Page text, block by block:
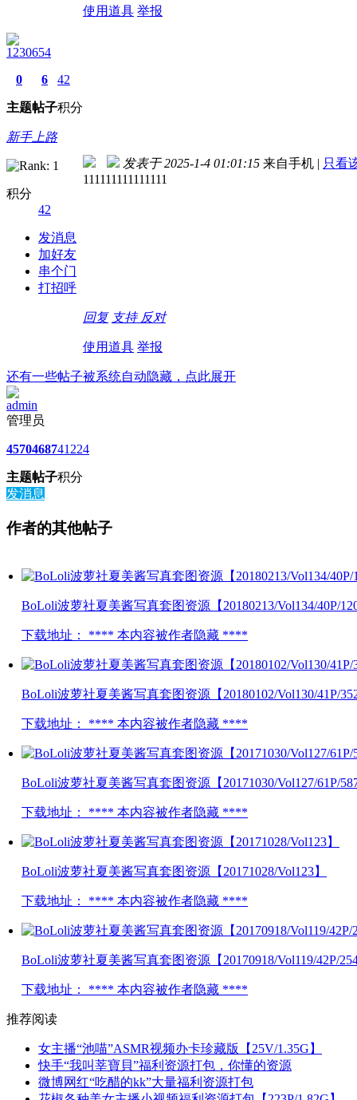
使用道具 举报
1230654
0
主题
6
帖子
42
积分
新手上路
积分
42
发消息
加好友
串个门
打招呼
发表于 2025-1-4 01:01:15 来自手机 | 只看
111111111111111
回复 支持 反对
使用道具 举报
还有一些帖子被系统自动隐藏，点此展开
admin
管理员
4570
主题
4687
帖子
41224
积分
发消息
作者的其他帖子
BoLoli波萝社夏美酱写真套图资源【20180213/Vol134/40P/
下载地址： **** 本内容被作者隐藏 ****
BoLoli波萝社夏美酱写真套图资源【20180102/Vol130/41P/
下载地址： **** 本内容被作者隐藏 ****
BoLoli波萝社夏美酱写真套图资源【20171030/Vol127/61P/
下载地址： **** 本内容被作者隐藏 ****
BoLoli波萝社夏美酱写真套图资源【20171028/Vol123】
下载地址： **** 本内容被作者隐藏 ****
BoLoli波萝社夏美酱写真套图资源【20170918/Vol119/42P/
下载地址： **** 本内容被作者隐藏 ****
推荐阅读
女主播“池喵”ASMR视频办卡珍藏版【25V/1.35G】
快手“我叫莘寶貝”福利资源打包，你懂的资源
微博网红“吃醋的kk”大量福利资源打包